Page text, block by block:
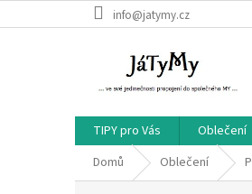
na
info@jatymy.cz
TIPY pro Vás Oblečení
Domů
Oblečení